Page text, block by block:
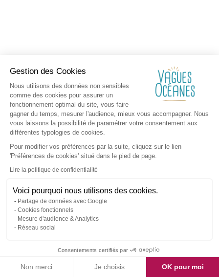
Gestion des Cookies
Nous utilisons des données non sensibles
comme des cookies pour assurer un
fonctionnement optimal du site, vous faire
gagner du temps, mesurer l'audience, mieux vous accompagner. Nous
vous laissons la possibilité de paramétrer votre consentement aux
différentes typologies de cookies.
Pour modifier vos préférences par la suite, cliquez sur le lien
'Préférences de cookies' situé dans le pied de page.
Lire la politique de confidentialité
Voici pourquoi nous utilisons des cookies.
Partage de données avec Google
Cookies fonctionnels
Mesure d'audience & Analytics
Réseau social
Consentements certifiés par
Non merci Je choisis OK pour moi